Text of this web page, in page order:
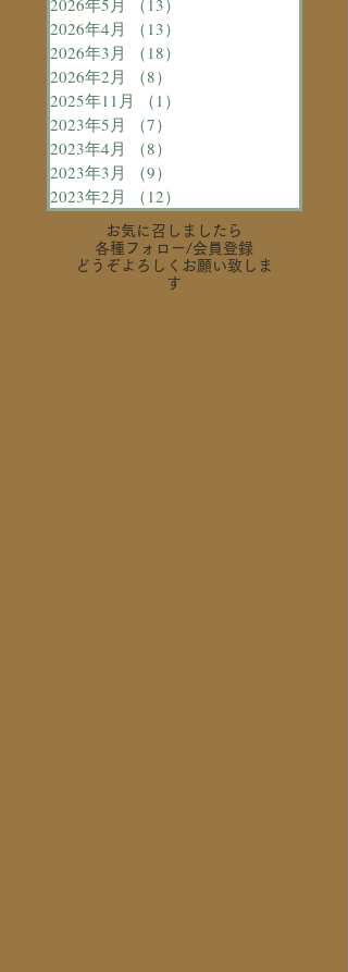
2026年4月
（13）
2026年3月
（18）
2026年2月
（8）
2025年11月
（1）
2023年5月
（7）
2023年4月
（8）
2023年3月
（9）
2023年2月
（12）
お気に召しましたら
各種フォロー/会員登録
どうぞよろしくお願い致しま
す